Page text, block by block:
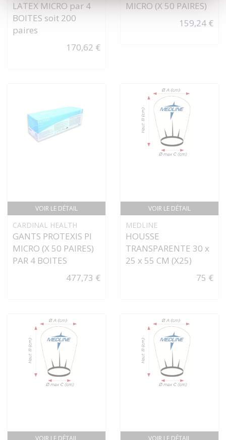
LATEX MICRO par 4
BOITES soit 200
paires
170,62 €
MICRO (X 50 PAIRES)
159,24 €
VOIR LE DÉTAIL
CARDINAL HEALTH
GANTS PROTEXIS PI
MICRO (X 50 PAIRES)
PAR 4 BOITES
477,73 €
VOIR LE DÉTAIL
MEDLINE
HOUSSE
TRANSPARENTE 30 x
25 x 55 CM (X25)
75 €